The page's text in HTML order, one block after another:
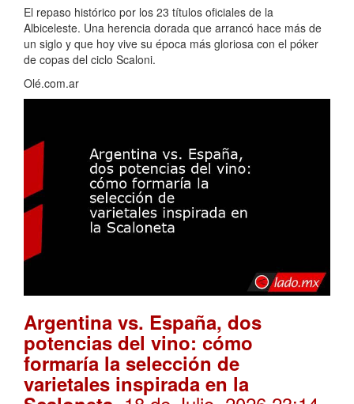
El repaso histórico por los 23 títulos oficiales de la
Albiceleste. Una herencia dorada que arrancó hace más de
un siglo y que hoy vive su época más gloriosa con el póker
de copas del ciclo Scaloni.
Olé.com.ar
Argentina vs. España, dos
potencias del vino: cómo
formaría la selección de
varietales inspirada en la